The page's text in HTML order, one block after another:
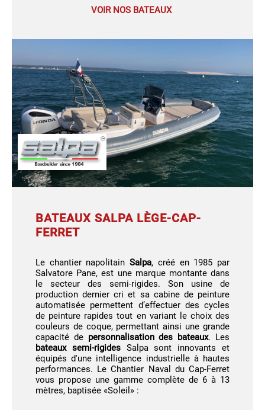
VOIR NOS BATEAUX
BATEAUX SALPA LÈGE-CAP-
FERRET
Le chantier napolitainSalpa, créé en 1985 par
Salvatore Pane, est une marque montante dans
le secteur des semi-rigides. Son usine de
production dernier cri et sa cabine de peinture
automatisée permettent d’effectuer des cycles
de peinture rapides tout en variant le choix des
couleurs de coque, permettant ainsi une grande
capacité de personnalisation des bateaux. Les
bateaux semi-rigidesSalpa sont innovants et
équipés d'une intelligence industrielle à hautes
performances. Le Chantier Naval du Cap-Ferret
vous propose une gamme complète de 6 à 13
mètres, baptisée «Soleil» :